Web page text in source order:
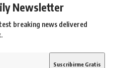
Newsletter
breaking news delivered